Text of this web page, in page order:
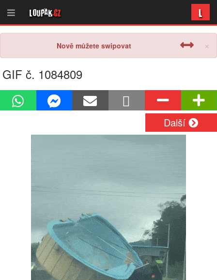
Loupak.cz L
×
Nově můžete swipovat
GIF č. 1084809
Další